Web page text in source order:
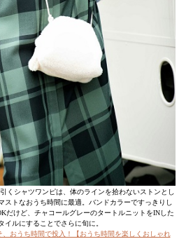
くシャツワンピは、体のラインを拾わないストンとし
ストなおうち時間に最適。バンドカラーですっきりし
だけど、チャコールグレーのタートルニットをINした
イルにすることでさらに旬に。
おうち時間で投入！【おうち時間を楽しくおしゃれ